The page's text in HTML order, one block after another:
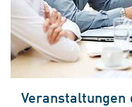
Veranstaltungen